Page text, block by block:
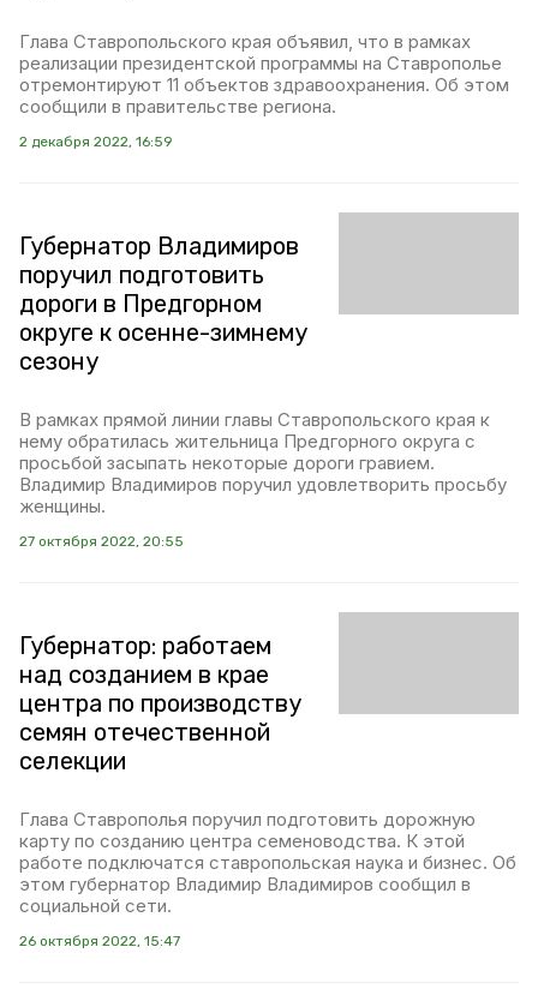
Глава Ставропольского края объявил, что в рамках
реализации президентской программы на Ставрополье
отремонтируют 11 объектов здравоохранения. Об этом
сообщили в правительстве региона.
2 декабря 2022, 16:59
Губернатор Владимиров
поручил подготовить
дороги в Предгорном
округе к осенне-зимнему
сезону
В рамках прямой линии главы Ставропольского края к
нему обратилась жительница Предгорного округа с
просьбой засыпать некоторые дороги гравием.
Владимир Владимиров поручил удовлетворить просьбу
женщины.
27 октября 2022, 20:55
Губернатор: работаем
над созданием в крае
центра по производству
семян отечественной
селекции
Глава Ставрополья поручил подготовить дорожную
карту по созданию центра семеноводства. К этой
работе подключатся ставропольская наука и бизнес. Об
этом губернатор Владимир Владимиров сообщил в
социальной сети.
26 октября 2022, 15:47